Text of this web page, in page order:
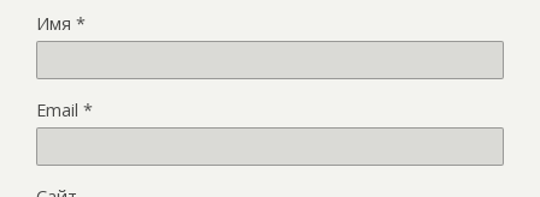
Имя *
Email *